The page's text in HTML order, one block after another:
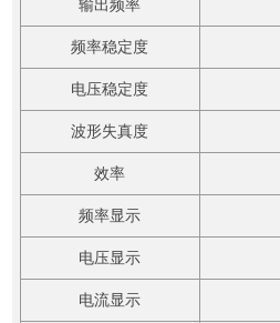
输出频率
频率稳定度
电压稳定度
波形失真度
效率
频率显示
电压显示
电流显示